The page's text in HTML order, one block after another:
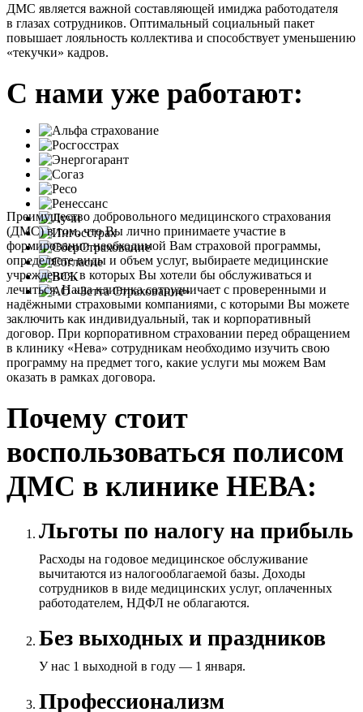
ДМС является важной составляющей имиджа работодателя
в глазах сотрудников. Оптимальный социальный пакет
повышает лояльность коллектива и способствует уменьшению
«текучки» кадров.
С нами уже работают:
Преимущество добровольного медицинского страхования
(ДМС) в том, что Вы лично принимаете участие в
формировании необходимой Вам страховой программы,
определяете виды и объем услуг, выбираете медицинские
учреждения, в которых Вы хотели бы обслуживаться и
лечиться. Наша клиника сотрудничает с проверенными и
надёжными страховыми компаниями, с которыми Вы можете
заключить как индивидуальный, так и корпоративный
договор. При корпоративном страховании перед обращением
в клинику «Нева» сотрудникам необходимо изучить свою
программу на предмет того, какие услуги мы можем Вам
оказать в рамках договора.
Почему стоит
воспользоваться полисом
ДМС в клинике НЕВА:
Льготы по налогу на прибыль
Расходы на годовое медицинское обслуживание
вычитаются из налогооблагаемой базы. Доходы
сотрудников в виде медицинских услуг, оплаченных
работодателем, НДФЛ не облагаются.
Без выходных и праздников
У нас 1 выходной в году — 1 января.
Профессионализм